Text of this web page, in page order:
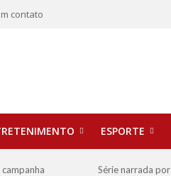
contato
ESPORTE
campanha
Série narrada por